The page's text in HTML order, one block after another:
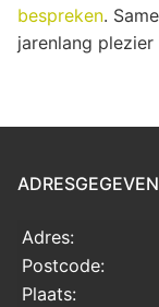
bespreken.
jarenlang plezier
Adres:
Postcode:
Plaats: